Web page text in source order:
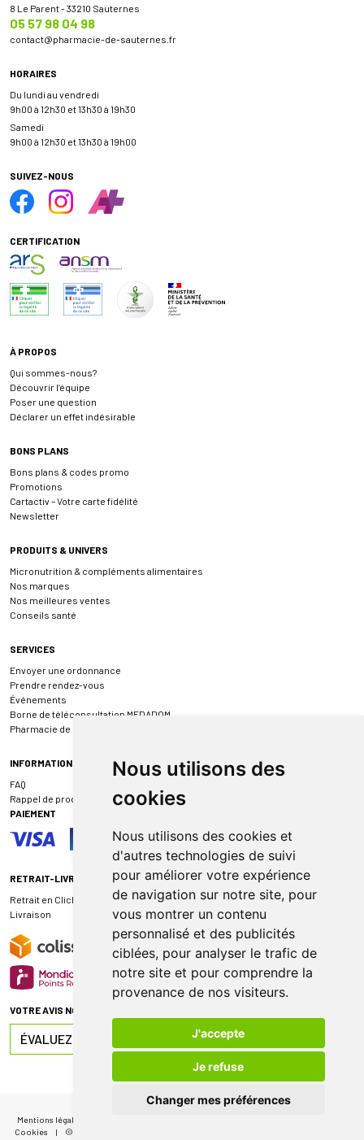
Nous utilisons des
cookies
Nous utilisons des cookies et
d'autres technologies de suivi
pour améliorer votre expérience
de navigation sur notre site, pour
vous montrer un contenu
personnalisé et des publicités
ciblées, pour analyser le trafic de
notre site et pour comprendre la
provenance de nos visiteurs.
J'accepte
Je refuse
Changer mes préférences
8 Le Parent - 33210 Sauternes
05 57 98 04 98
contact@pharmacie-de-sauternes.fr
HORAIRES
Du lundi au vendredi
9h00 à 12h30 et 13h30 à 19h30
Samedi
9h00 à 12h30 et 13h30 à 19h00
SUIVEZ-NOUS
CERTIFICATION
À PROPOS
Qui sommes-nous?
Découvrir l’équipe
Poser une question
Déclarer un effet indésirable
BONS PLANS
Bons plans & codes promo
Promotions
Cartactiv – Votre carte fidélité
Newsletter
PRODUITS & UNIVERS
Micronutrition & compléments alimentaires
Nos marques
Nos meilleures ventes
Conseils santé
SERVICES
Envoyer une ordonnance
Prendre rendez-vous
Événements
Borne de téléconsultation MEDADOM
Pharmacie de garde
INFORMATIONS
FAQ
Rappel de produit
PAIEMENT
RETRAIT-LIVRAISON
Retrait en Click & Collect
Livraison
VOTRE AVIS NOUS INTÉRESSE
ÉVALUEZ-NOUS SUR
Mentions légales
Cookies
| © 2026 Pharmacie de Sauternes